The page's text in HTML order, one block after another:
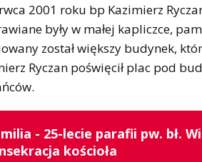
2001 roku bp Kazimierz
były w małej kapliczce,
został większy budynek,
Ryczan poświęcił plac pod
- 25-lecie parafii pw. bł.
kościoła